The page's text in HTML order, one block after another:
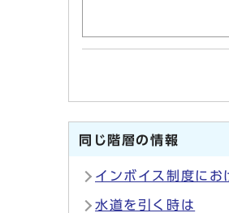
同じ階層の情報
インボイス制度にお
水道を引く時は